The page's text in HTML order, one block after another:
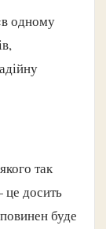
одному
так
це досить
буде